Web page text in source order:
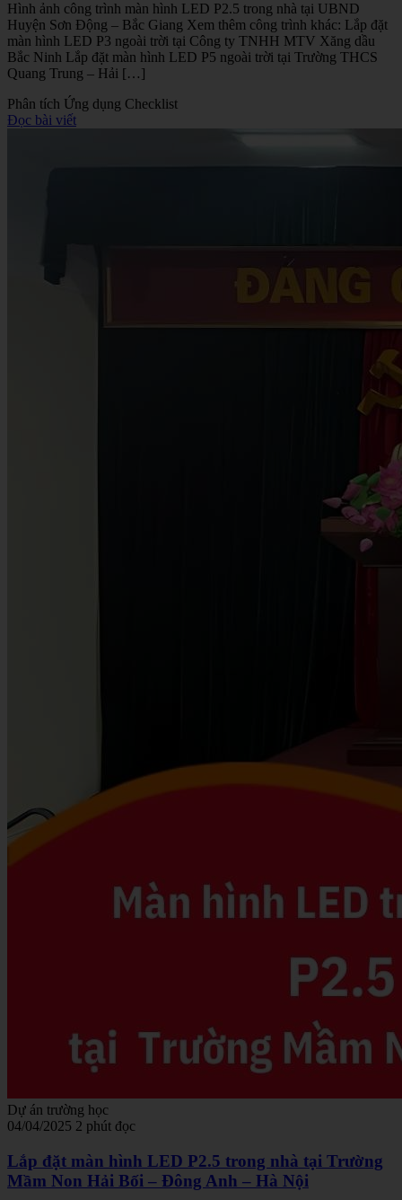
Hình ảnh công trình màn hình LED P2.5 trong nhà tại UBND
Huyện Sơn Động – Bắc Giang Xem thêm công trình khác: Lắp đặt
màn hình LED P3 ngoài trời tại Công ty TNHH MTV Xăng dầu
Bắc Ninh Lắp đặt màn hình LED P5 ngoài trời tại Trường THCS
Quang Trung – Hải […]
Phân tích Ứng dụng Checklist
Đọc bài viết
Dự án trường học
04/04/2025 2 phút đọc
Lắp đặt màn hình LED P2.5 trong nhà tại Trường
Mầm Non Hải Bối – Đông Anh – Hà Nội